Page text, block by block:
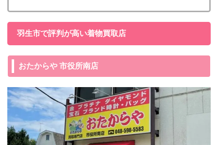
羽生市で評判が高い着物買取店
おたからや 市役所南店